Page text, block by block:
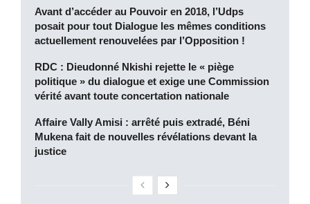
Avant d’accéder au Pouvoir en 2018, l’Udps
posait pour tout Dialogue les mêmes conditions
actuellement renouvelées par l’Opposition !
RDC : Dieudonné Nkishi rejette le « piège
politique » du dialogue et exige une Commission
vérité avant toute concertation nationale
Affaire Vally Amisi : arrêté puis extradé, Béni
Mukena fait de nouvelles révélations devant la
justice